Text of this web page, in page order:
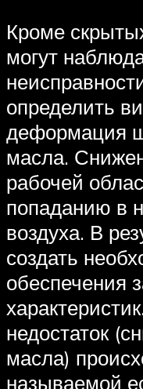
Кроме
могут
определить
деформация
масла.
рабочей
попаданию в
воздуха. В
создать
обеспечения
недостаток
масла)
называемой